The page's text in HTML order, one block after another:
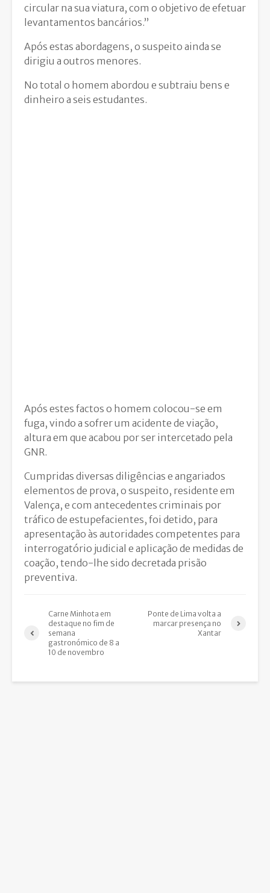
circular na sua viatura, com o objetivo de efetuar
levantamentos bancários.”
Após estas abordagens, o suspeito ainda se
dirigiu a outros menores.
No total o homem abordou e subtraiu bens e
dinheiro a seis estudantes.
Após estes factos o homem colocou-se em
fuga, vindo a sofrer um acidente de viação,
altura em que acabou por ser intercetado pela
GNR.
Cumpridas diversas diligências e angariados
elementos de prova, o suspeito, residente em
Valença, e com antecedentes criminais por
tráfico de estupefacientes, foi detido, para
apresentação às autoridades competentes para
interrogatório judicial e aplicação de medidas de
coação, tendo-lhe sido decretada prisão
preventiva.
Carne Minhota em
destaque no fim de
semana
gastronómico de 8 a
10 de novembro
Ponte de Lima volta a
marcar presença no
Xantar